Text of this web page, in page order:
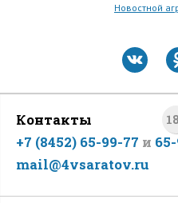
Новостной
Контакты
+7 (8452) 65-99-77 и
mail@4vsaratov.ru